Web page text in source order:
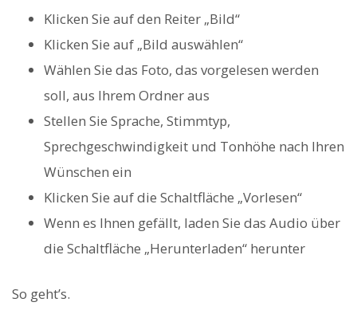
Klicken Sie auf den Reiter „Bild“
Klicken Sie auf „Bild auswählen“
Wählen Sie das Foto, das vorgelesen werden
soll, aus Ihrem Ordner aus
Stellen Sie Sprache, Stimmtyp,
Sprechgeschwindigkeit und Tonhöhe nach Ihren
Wünschen ein
Klicken Sie auf die Schaltfläche „Vorlesen“
Wenn es Ihnen gefällt, laden Sie das Audio über
die Schaltfläche „Herunterladen“ herunter
So geht’s.